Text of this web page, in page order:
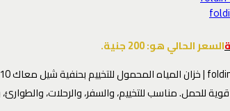
السعر الحالي هو: 200 جنية.
للحمل. مناسب للتخييم، والسفر، والرحلات،